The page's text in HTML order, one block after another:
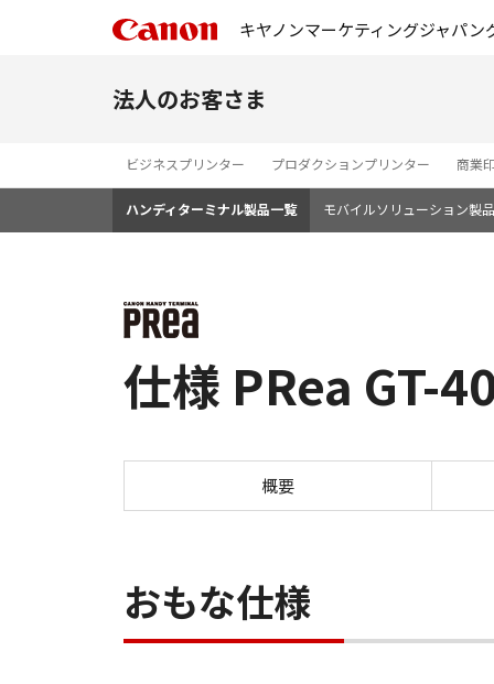
キヤノンマーケティングジャパン
法人のお客さま
ビジネスプリンター プロダクションプリンター 商業
ハンディターミナル製品一覧 モバイルソリューション製
仕様 PRea GT-
概要
おもな仕様